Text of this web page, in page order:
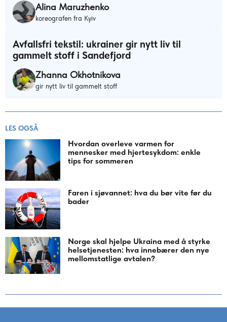
Alina Maruzhenko
koreografen fra Kyiv
Avfallsfri tekstil: ukrainer gir nytt liv til
gammelt stoff i Sandefjord
Zhanna Okhotnikova
gir nytt liv til gammelt stoff
LES OGSÅ
Hvordan overleve varmen for
mennesker med hjertesykdom: enkle
tips for sommeren
Faren i sjøvannet: hva du bør vite før du
bader
Norge skal hjelpe Ukraina med å styrke
helsetjenesten: hva innebærer den nye
mellomstatlige avtalen?